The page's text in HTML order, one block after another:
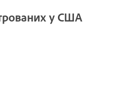
у США